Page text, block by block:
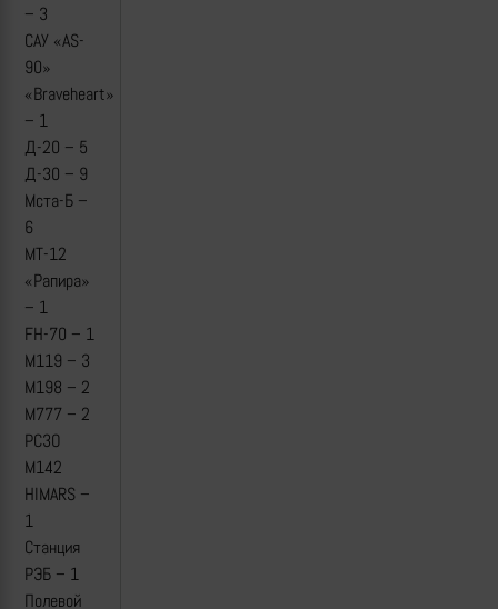
– 3
САУ «AS-
90»
«Braveheart»
– 1
Д-20 – 5
Д-30 – 9
Мста-Б –
6
МТ-12
«Рапира»
– 1
FH-70 – 1
М119 – 3
М198 – 2
M777 – 2
РСЗО
M142
HIMARS –
1
Станция
РЭБ – 1
Полевой